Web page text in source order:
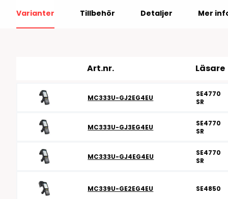
RFID antenner
RFID Streckkodsläsare
Tillbehör
Varianter Tillbehör Detaljer Mer
Art.nr. Läsare
MC333U-GJ2EG4EU
SE4770
SR
MC333U-GJ3EG4EU
SE4770
SR
MC333U-GJ4EG4EU
SE4770
SR
MC339U-GE2EG4EU SE4850